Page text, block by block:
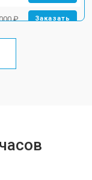
₽ Заказать